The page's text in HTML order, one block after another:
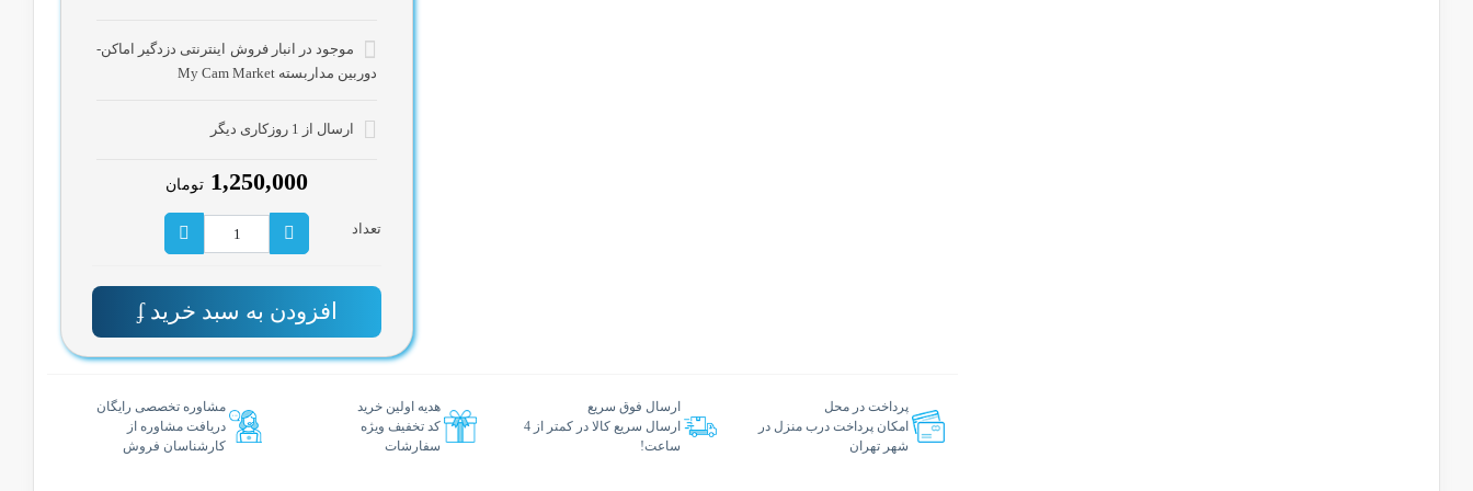
موجود در انبار فروش اینترنتی دزدگیر اماکن-
دوربین مداربسته My Cam Market
ارسال از 1 روزکاری دیگر
1,250,000 تومان
تعداد
افزودن به سبد خرید
پرداخت در محل
امکان پرداخت درب منزل در
شهر تهران
ارسال فوق سریع
ارسال سریع کالا در کمتر از 4
ساعت!
هدیه اولین خرید
کد تخفیف ویژه
سفارشات
مشاوره تخصصی رایگان
دریافت مشاوره از
کارشناسان فروش